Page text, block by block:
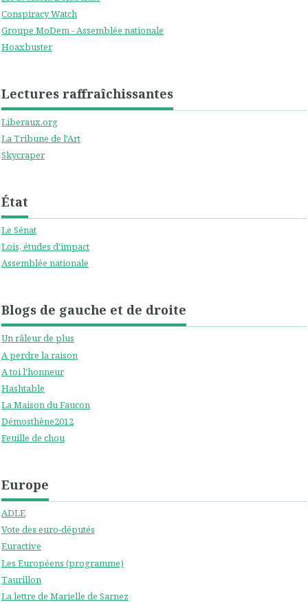
Conspiracy Watch
Groupe MoDem - Assemblée nationale
Hoaxbuster
Lectures raffraîchissantes
Liberaux.org
La Tribune de l'Art
Skycraper
État
Le Sénat
Lois, études d'impact
Assemblée nationale
Blogs de gauche et de droite
Un râleur de plus
A perdre la raison
A toi l'honneur
Hashtable
La Maison du Faucon
Démosthène2012
Feuille de chou
Europe
ADLE
Vote des euro-députés
Euractive
Les Européens (programme)
Taurillon
La lettre de Marielle de Sarnez